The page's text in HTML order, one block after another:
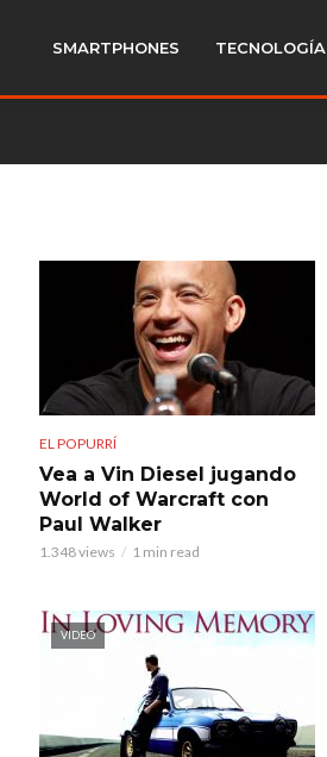
SMARTPHONES TECNOLOGÍA
EL POPURRÍ
Vea a Vin Diesel jugando
World of Warcraft con
Paul Walker
1.348 views 1 min read
VIDEO